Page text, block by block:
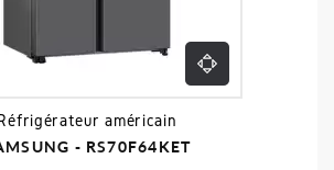
américain
- RS70F64KET